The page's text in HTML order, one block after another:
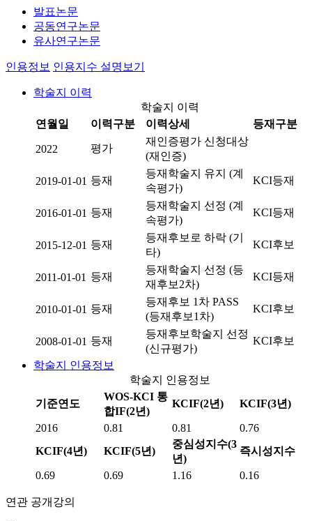
발표논문
공동연구논문
유사연구논문
인용정보 인용지수 설명보기
학술지 이력
학술지 이력
연월일
이력구분 이력상세 등재구분
2022 평가
재인증평가 신청대상
(재인증)
2019-01-01 등재
등재학술지 유지 (계
속평가)
KCI등재
2016-01-01 등재
등재학술지 선정 (계
속평가)
KCI등재
2015-12-01 등재
등재후보로 하락 (기
타)
KCI후보
2011-01-01 등재
등재학술지 선정 (등
재후보2차)
KCI등재
2010-01-01 등재
등재후보 1차 PASS
(등재후보1차)
KCI후보
2008-01-01 등재
등재후보학술지 선정
(신규평가)
KCI후보
학술지 인용정보
학술지 인용정보
기준연도
WOS-KCI 통
합IF(2년)
KCIF(2년) KCIF(3년)
2016 0.81 0.81
0.76
KCIF(4년)
KCIF(5년)
중심성지수(3
년)
즉시성지수
0.69 0.69 1.16 0.16
연관 공개강의